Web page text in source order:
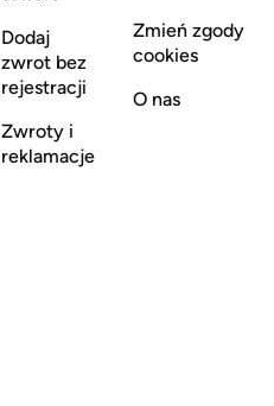
Dodaj
zwrot bez
rejestracji
Zwroty i
reklamacje
Zmień zgody
cookies
O nas